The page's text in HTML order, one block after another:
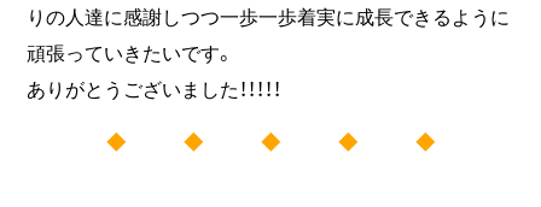
りの人達に感謝しつつ一歩一歩着実に成長できるように
頑張っていきたいです。
ありがとうございました！！！！！
◆ ◆ ◆ ◆ ◆